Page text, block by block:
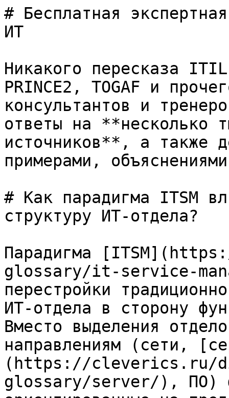
# Бесплатная
ИТ
Никакого пересказа
PRINCE2, TOGAF и
консультантов и
ответы на **несколько
источников**, а также
примерами,
# Как парадигма ITSM
структуру ИТ-отдела?
Парадигма
glossary/it-service-
перестройки
ИТ-отдела в сторону
Вместо выделения
направлениям (сети,
(https://cleverics.ru/
glossary/server/), ПО)